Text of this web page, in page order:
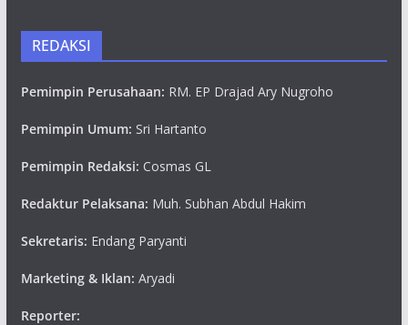
REDAKSI
Pemimpin Perusahaan: RM. EP Drajad Ary Nugroho
Pemimpin Umum: Sri Hartanto
Pemimpin Redaksi: Cosmas GL
Redaktur Pelaksana: Muh. Subhan Abdul Hakim
Sekretaris: Endang Paryanti
Marketing & Iklan: Aryadi
Reporter: